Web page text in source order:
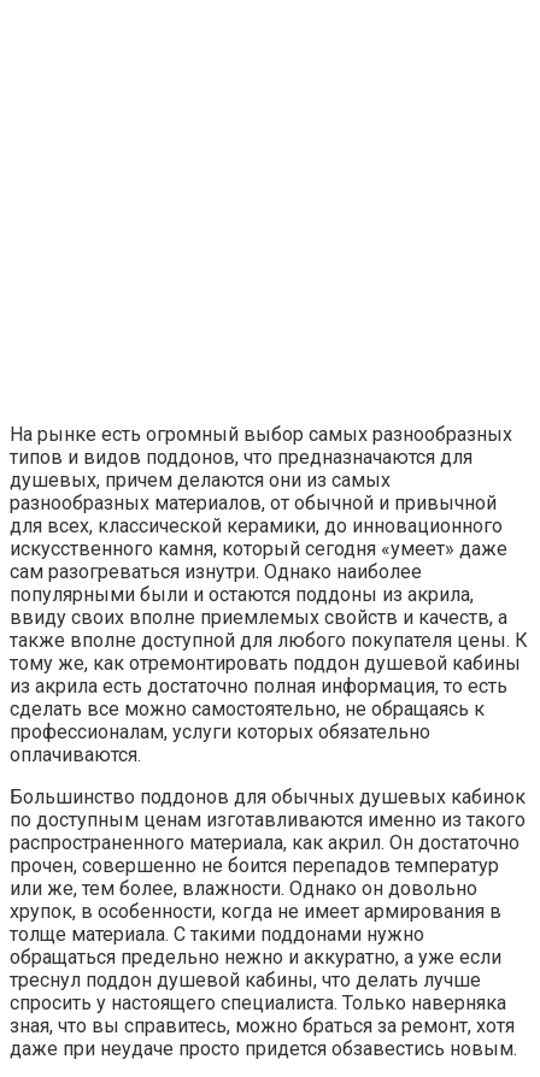
На рынке есть огромный выбор самых разнообразных
типов и видов поддонов, что предназначаются для
душевых, причем делаются они из самых
разнообразных материалов, от обычной и привычной
для всех, классической керамики, до инновационного
искусственного камня, который сегодня «умеет» даже
сам разогреваться изнутри. Однако наиболее
популярными были и остаются поддоны из акрила,
ввиду своих вполне приемлемых свойств и качеств, а
также вполне доступной для любого покупателя цены. К
тому же, как отремонтировать поддон душевой кабины
из акрила есть достаточно полная информация, то есть
сделать все можно самостоятельно, не обращаясь к
профессионалам, услуги которых обязательно
оплачиваются.
Большинство поддонов для обычных душевых кабинок
по доступным ценам изготавливаются именно из такого
распространенного материала, как акрил. Он достаточно
прочен, совершенно не боится перепадов температур
или же, тем более, влажности. Однако он довольно
хрупок, в особенности, когда не имеет армирования в
толще материала. С такими поддонами нужно
обращаться предельно нежно и аккуратно, а уже если
треснул поддон душевой кабины, что делать лучше
спросить у настоящего специалиста. Только наверняка
зная, что вы справитесь, можно браться за ремонт, хотя
даже при неудаче просто придется обзавестись новым.